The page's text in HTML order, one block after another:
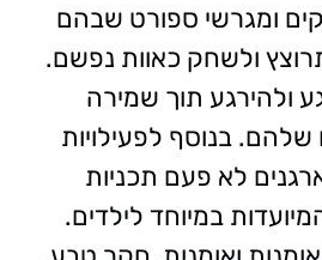
ומגרשי ספורט שבהם
ולשחק כאוות נפשם.
ולהירגע תוך שמירה
בנוסף לפעילויות
לא פעם תכניות
במיוחד לילדים.